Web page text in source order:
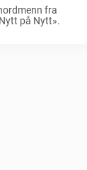
fra
på Nytt».